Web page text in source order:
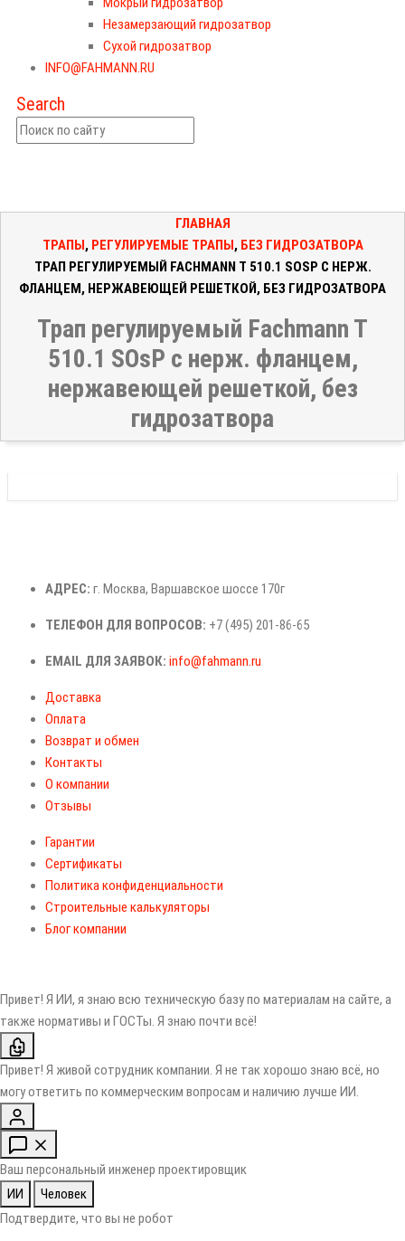
Незамерзающий гидрозатвор
Сухой гидрозатвор
INFO@FAHMANN.RU
Search
ГЛАВНАЯ
ТРАПЫ, РЕГУЛИРУЕМЫЕ ТРАПЫ, БЕЗ ГИДРОЗАТВОРА
ТРАП РЕГУЛИРУЕМЫЙ FACHMANN T 510.1 SOSP С НЕРЖ.
ФЛАНЦЕМ, НЕРЖАВЕЮЩЕЙ РЕШЕТКОЙ, БЕЗ ГИДРОЗАТВОРА
Трап регулируемый Fachmann T
510.1 SOsP с нерж. фланцем,
нержавеющей решеткой, без
гидрозатвора
АДРЕС: г. Москва, Варшавское шоссе 170г
ТЕЛЕФОН ДЛЯ ВОПРОСОВ: +7 (495) 201-86-65
EMAIL ДЛЯ ЗАЯВОК: info@fahmann.ru
Доставка
Оплата
Возврат и обмен
Контакты
О компании
Отзывы
Гарантии
Сертификаты
Политика конфиденциальности
Строительные калькуляторы
Блог компании
Привет! Я ИИ, я знаю всю техническую базу по материалам на сайте, а
также нормативы и ГОСТы. Я знаю почти всё!
Привет! Я живой сотрудник компании. Я не так хорошо знаю всё, но
могу ответить по коммерческим вопросам и наличию лучше ИИ.
Ваш персональный инженер проектировщик
ИИ
Человек
Подтвердите, что вы не робот